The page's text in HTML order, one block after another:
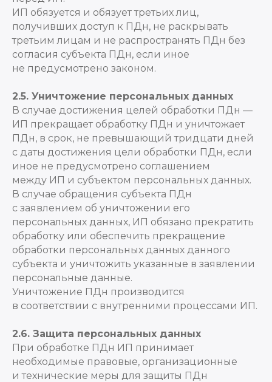
ИП обязуется и обязует третьих лиц,
получивших доступ к ПДн, не раскрывать
третьим лицам и не распространять ПДн без
согласия субъекта ПДн, если иное
не предусмотрено законом.
2.5. Уничтожение персональных данных
В случае достижения целей обработки ПДн —
ИП прекращает обработку ПДн и уничтожает
ПДн, в срок, не превышающий тридцати дней
с даты достижения цели обработки ПДн, если
иное не предусмотрено соглашением
между ИП и субъектом персональных данных.
В случае обращения субъекта ПДн
с заявлением об уничтожении его
персональных данных, ИП обязано прекратить
обработку или обеспечить прекращение
обработки персональных данных данного
субъекта и уничтожить указанные в заявлении
персональные данные.
Уничтожение ПДн производится
в соответствии с внутренними процессами ИП.
2.6. Защита персональных данных
При обработке ПДн ИП принимает
необходимые правовые, организационные
и технические меры для защиты ПДн